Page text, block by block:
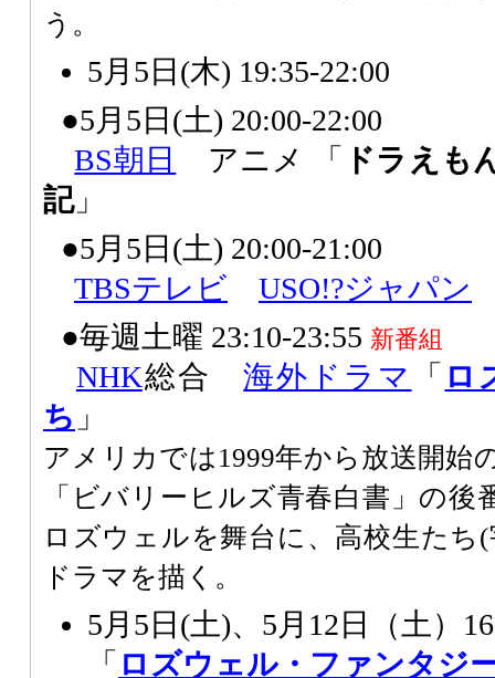
う。
5月5日(木) 19:35-22:00
●5月5日(土) 20:00-22:00
BS朝日
アニメ 「
ドラえも
記」
●5月5日(土) 20:00-21:00
TBSテレビ
USO!?ジャパン
●毎週土曜 23:10-23:55 新番組
NHK総合海外ドラマ 「 ロ
ち 」
アメリカでは1999年から放送開始
「ビバリーヒルズ青春白書」の後
ロズウェルを舞台に、高校生たち
ドラマを描く。
5月5日(土)、5月12日（土）
「 ロズウェル・ファンタジ